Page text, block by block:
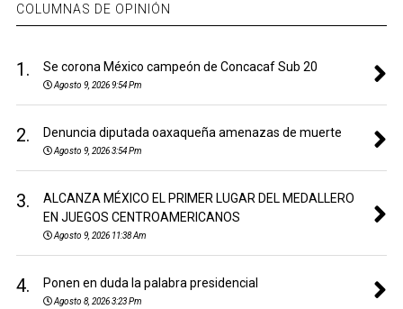
COLUMNAS DE OPINIÓN
1. Se corona México campeón de Concacaf Sub 20
Agosto 9, 2026 9:54 Pm
2. Denuncia diputada oaxaqueña amenazas de muerte
Agosto 9, 2026 3:54 Pm
3.
ALCANZA MÉXICO EL PRIMER LUGAR DEL MEDALLERO
EN JUEGOS CENTROAMERICANOS
Agosto 9, 2026 11:38 Am
4. Ponen en duda la palabra presidencial
Agosto 8, 2026 3:23 Pm